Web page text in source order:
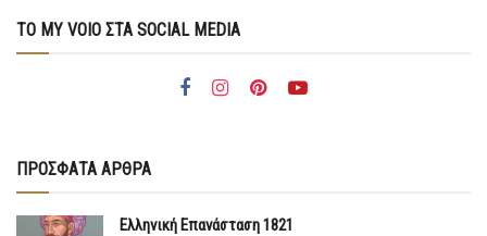
ΤΟ MY VOIO ΣΤΑ SOCIAL MEDIA
ΠΡΟΣΦΑΤΑ ΑΡΘΡΑ
Ελληνική Επανάσταση 1821